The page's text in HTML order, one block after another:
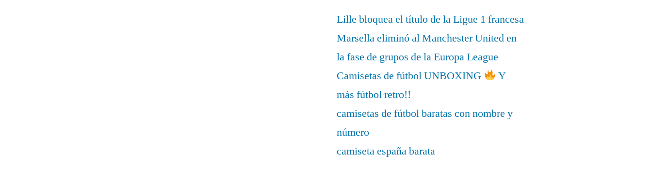
Lille bloquea el título de la Ligue 1 francesa
Marsella eliminó al Manchester United en
la fase de grupos de la Europa League
Camisetas de fútbol UNBOXING
Y
más fútbol retro!!
camisetas de fútbol baratas con nombre y
número
camiseta españa barata